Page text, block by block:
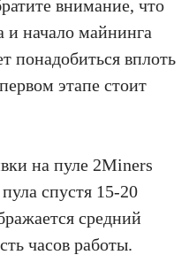
внимание, что
начало майнинга
понадобиться вплоть
этапе стоит
на пуле 2Miners
спустя 15-20
средний
часов работы.